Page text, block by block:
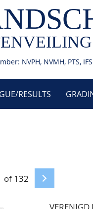
NVPH, NVMH, PTS,
RESULTS
of 132